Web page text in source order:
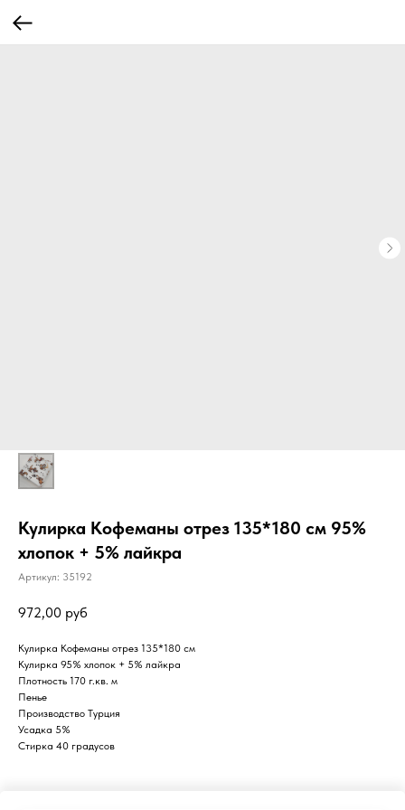
Кулирка Кофеманы отрез 135*180 см 95%
хлопок + 5% лайкра
Артикул: 35192
972,00 руб
Кулирка Кофеманы отрез 135*180 см
Кулирка 95% хлопок + 5% лайкра
Плотность 170 г.кв. м
Пенье
Производство Турция
Усадка 5%
Стирка 40 градусов